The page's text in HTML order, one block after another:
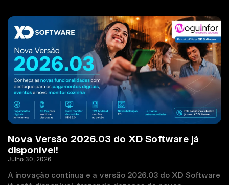
Nova Versão 2026.03 do XD Software já
disponível!
Julho 30, 2026
A inovação continua e a versão 2026.03 do XD Software